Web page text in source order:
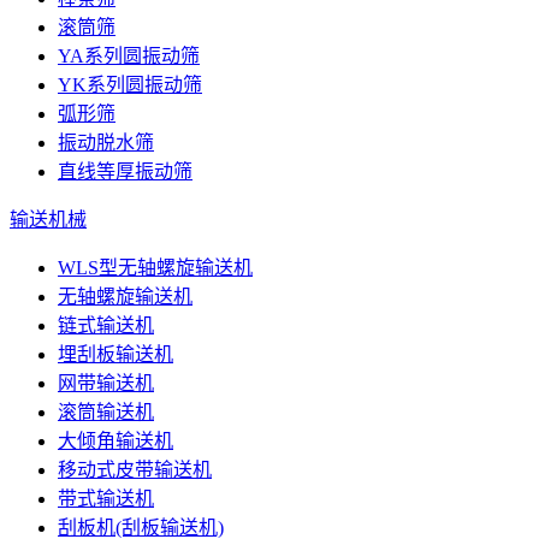
滚筒筛
YA系列圆振动筛
YK系列圆振动筛
弧形筛
振动脱水筛
直线等厚振动筛
输送机械
WLS型无轴螺旋输送机
无轴螺旋输送机
链式输送机
埋刮板输送机
网带输送机
滚筒输送机
大倾角输送机
移动式皮带输送机
带式输送机
刮板机(刮板输送机)